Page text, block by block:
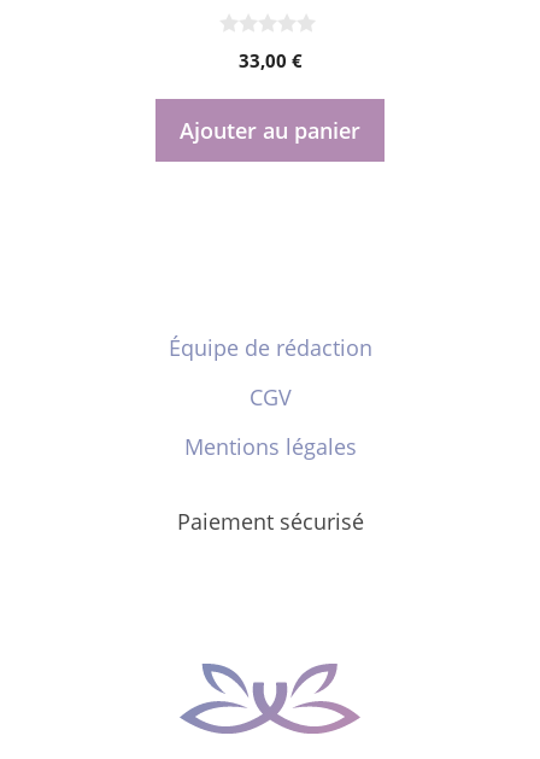
s
r
5
33,00 €
Ajouter au panier
Équipe de rédaction
CGV
Mentions légales
Paiement sécurisé